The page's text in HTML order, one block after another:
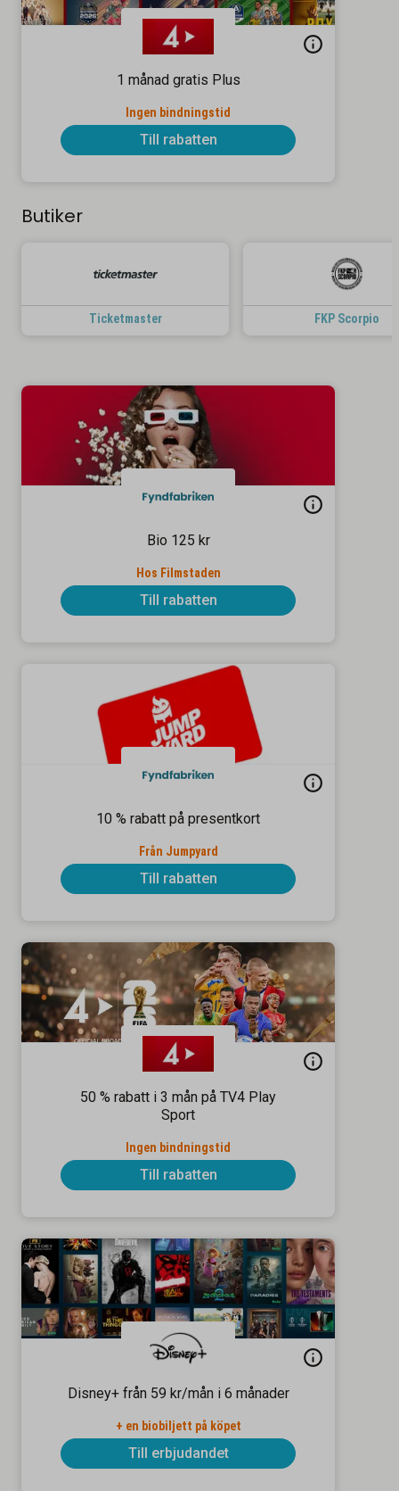
1 månad gratis Plus
Ingen bindningstid
Till rabatten
Butiker
Ticketmaster FKP Scorpio
Bio 125 kr
Hos Filmstaden
Till rabatten
10 % rabatt på presentkort
Från Jumpyard
Till rabatten
50 % rabatt i 3 mån på TV4 Play
Sport
Ingen bindningstid
Till rabatten
Disney+ från 59 kr/mån i 6 månader
+ en biobiljett på köpet
Till erbjudandet